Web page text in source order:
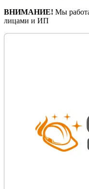
ВНИМАНИЕ! Мы
лицами и ИП